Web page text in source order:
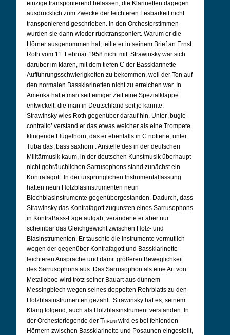
einzige transponierend belassen, die Klarinetten dagegen
ausdrücklich zum Zwecke der leichteren Lesbarkeit nicht
transponierend geschrieben. In den Orchesterstimmen
wurden sie dann wieder rücktransponiert. Warum er die
Hörner ausgenommen hat, teilte er in seinem Brief an Ernst
Roth vom 11. Februar 1958 nicht mit. Strawinsky war sich
darüber im klaren, mit dem tiefen C der Bassklarinette
Aufführungsschwierigkeiten zu bekommen, weil der Ton auf
den normalen Bassklarinetten nicht zu erreichen war. In
Amerika hatte man seit einiger Zeit eine Spezialklappe
entwickelt, die man in Deutschland seit je kannte.
Strawinsky wies Roth gegenüber darauf hin. Unter ‚bugle
contralto’ verstand er das etwas weicher als eine Trompete
klingende Flügelhorn, das er ebenfalls in C notierte, unter
Tuba das ‚bass saxhorn’. Anstelle des in der deutschen
Militärmusik kaum, in der deutschen Kunstmusik überhaupt
nicht gebräuchlichen Sarrusophons stand zunächst ein
Kontrafagott. In der ursprünglichen Instrumentalfassung
hätten neun Holzblasinstrumenten neun
Blechblasinstrumente gegenübergestanden. Dadurch, dass
Strawinsky das Kontrafagott zugunsten eines Sarrusophons
in KontraBass-Lage aufgab, veränderte er aber nur
scheinbar das Gleichgewicht zwischen Holz- und
Blasinstrumenten. Er tauschte die Instrumente vermutlich
wegen der gegenüber Kontrafagott und Bassklarinette
leichteren Ansprache und damit größeren Beweglichkeit
des Sarrusophons aus. Das Sarrusophon als eine Art von
Metalloboe wird trotz seiner Bauart aus dünnem
Messingblech wegen seines doppelten Rohrblatts zu den
Holzblasinstrumenten gezählt. Strawinsky hat es, seinem
Klang folgend, auch als Holzblasinstrument verstanden. In
der Orchesterlegende der Threni wird es bei fehlenden
Hörnern zwischen Bassklarinette und Posaunen eingestellt,